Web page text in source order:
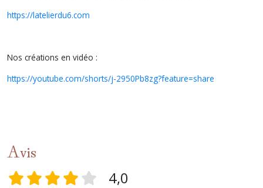
https://latelierdu6.com
Nos créations en vidéo :
https://youtube.com/shorts/j-2950Pb8zg?feature=share
Avis
4,0